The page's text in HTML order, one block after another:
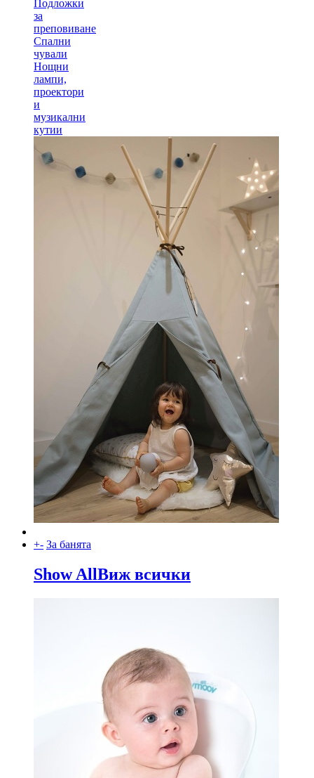
Подложки
за
преповиване
Спални
чували
Нощни
лампи,
проектори
и
музикални
кутии
+- За банята
Show AllВиж всички